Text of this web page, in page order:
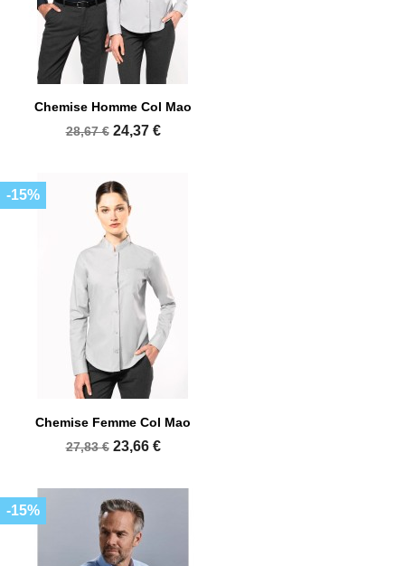
Chemise Homme Col Mao
28,67 € 24,37 €
Chemise Femme Col Mao
27,83 € 23,66 €
-15%
-15%